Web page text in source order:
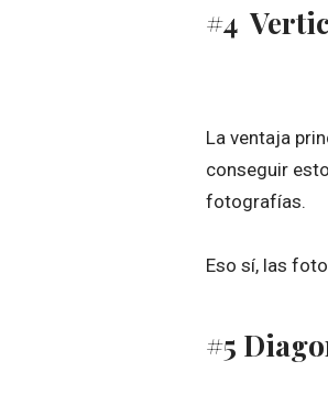
#4
La ventaja
conseguir
fotografías.
Eso sí, las
#5